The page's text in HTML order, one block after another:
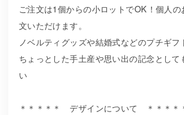
ご注文は1個からの小ロットでOK！個人の
文いただけます。
ノベルティグッズや結婚式などのプチギフ
ちょっとした手土産や思い出の記念として
い
＊＊＊＊＊ デザインについて ＊＊＊＊